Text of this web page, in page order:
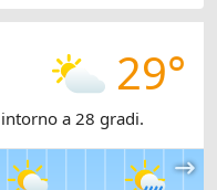
29°
a 28 gradi.